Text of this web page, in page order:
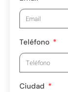
Teléfono
Ciudad